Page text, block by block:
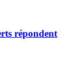
répondent